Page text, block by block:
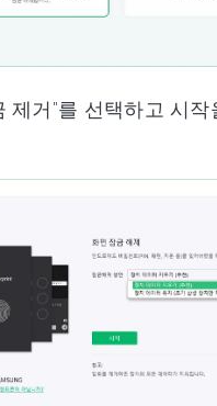
제거"를 선택하고 시작